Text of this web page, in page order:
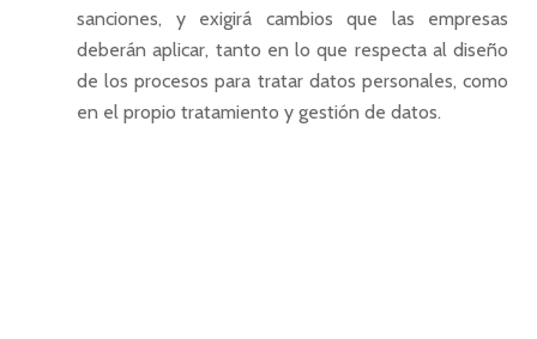
sanciones, y exigirá cambios que las empresas
deberán aplicar, tanto en lo que respecta al diseño
de los procesos para tratar datos personales, como
en el propio tratamiento y gestión de datos.